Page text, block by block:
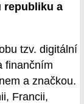
republiku a
tzv. digitální
finančním
a značkou.
Francii,